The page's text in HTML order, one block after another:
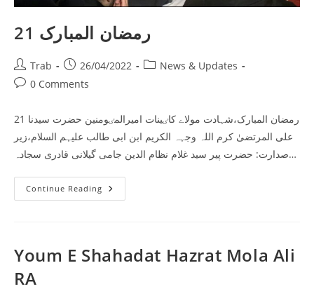
21 رمضان المبارک
Post
author:
Trab
Post
published:
26/04/2022
PostNews & Updates
Post0 Comments
21 رمضان المبارک،شہادت مولاے کاٸینات امیرالمٸومنین حضرت سیدنا
علی المرتضیٰ کرم اللہ وجہہ الکریم ابن ابی طالب علیہم السلام،زیر
صدارت: حضرت پیر سید غلام نظام الدین جامی گیلانی قادری سجادہ…
Continue Reading 21
رمضان
Youm E Shahadat Hazrat Mola Ali
RA